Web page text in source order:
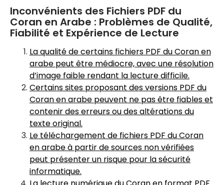
Inconvénients des Fichiers PDF du
Coran en Arabe : Problèmes de Qualité,
Fiabilité et Expérience de Lecture
La qualité de certains fichiers PDF du Coran en
arabe peut être médiocre, avec une résolution
d’image faible rendant la lecture difficile.
Certains sites proposant des versions PDF du
Coran en arabe peuvent ne pas être fiables et
contenir des erreurs ou des altérations du
texte original.
Le téléchargement de fichiers PDF du Coran
en arabe à partir de sources non vérifiées
peut présenter un risque pour la sécurité
informatique.